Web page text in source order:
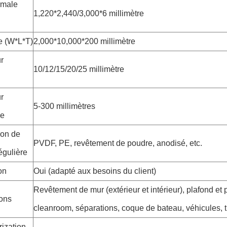
1,220*2,440/3,000*6 millimètre
(W*L*T)2,000*10,000*200 millimètre
10/12/15/20/25 millimètre
5-300 millimètres
de
PVDF, PE, revêtement de poudre, anodisé, etc.
Oui (adapté aux besoins du client)
Revêtement de mur (extérieur et intérieur), plafond et
cleanroom, séparations, coque de bateau, véhicules,